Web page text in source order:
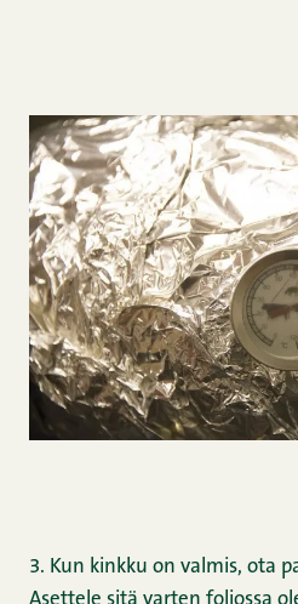
3. Kun kinkku on valmis, ota
Asettele sitä varten foliossa